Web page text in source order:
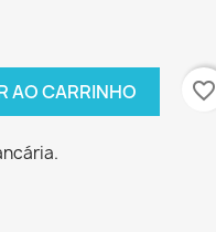
AO CARRINHO favorite_border